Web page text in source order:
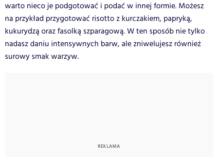
warto nieco je podgotować i podać w innej formie. Możesz
na przykład przygotować risotto z kurczakiem, papryką,
kukurydzą oraz fasolką szparagową. W ten sposób nie tylko
nadasz daniu intensywnych barw, ale zniwelujesz również
surowy smak warzyw.